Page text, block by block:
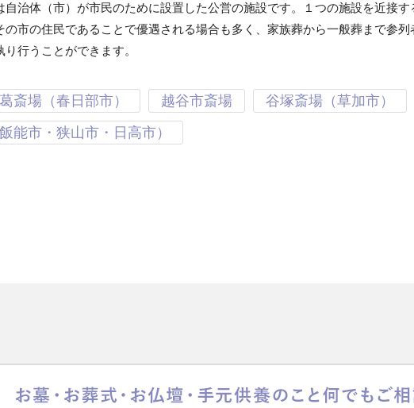
治体（市）が市民のために設置した公営の施設です。１つの施設を近接す
市の住民であることで優遇される場合も多く、家族葬から一般葬まで参列
行うことができます。
斎場（春日部市） 越谷市斎場
谷塚斎場（草加市）
能市・狭山市・日高市）